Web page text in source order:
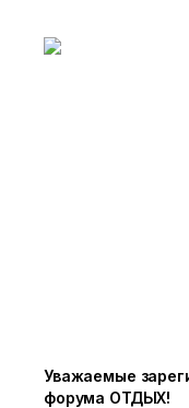
Уважаемые
форума ОТДЫХ!